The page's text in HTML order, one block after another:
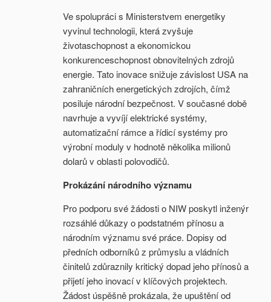
Ve spolupráci s Ministerstvem energetiky
vyvinul technologii, která zvyšuje
životaschopnost a ekonomickou
konkurenceschopnost obnovitelných zdrojů
energie. Tato inovace snižuje závislost USA na
zahraničních energetických zdrojích, čímž
posiluje národní bezpečnost. V současné době
navrhuje a vyvíjí elektrické systémy,
automatizační rámce a řídicí systémy pro
výrobní moduly v hodnotě několika milionů
dolarů v oblasti polovodičů.
Prokázání národního významu
Pro podporu své žádosti o NIW poskytl inženýr
rozsáhlé důkazy o podstatném přínosu a
národním významu své práce. Dopisy od
předních odborníků z průmyslu a vládních
činitelů zdůraznily kritický dopad jeho přínosů a
přijetí jeho inovací v klíčových projektech.
Žádost úspěšně prokázala, že upuštění od